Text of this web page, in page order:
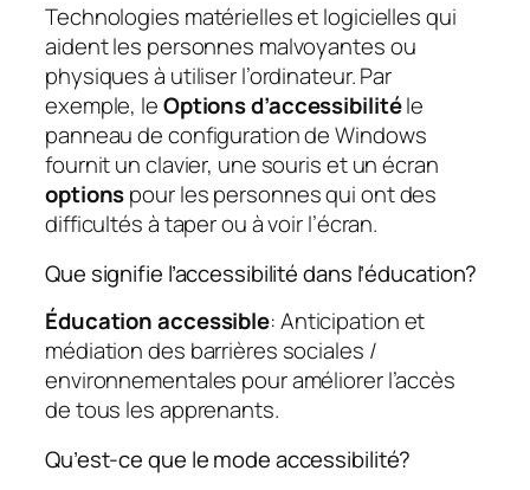
Technologies matérielles et logicielles qui
aident les personnes malvoyantes ou
physiques à utiliser l’ordinateur. Par
exemple, leOptions d’accessibilitéle
panneau de configuration de Windows
fournit un clavier, une souris et un écran
optionspour les personnes qui ont des
difficultés à taper ou à voir l’écran.
Que signifie l’accessibilité dans l’éducation?
Éducation accessible: Anticipation et
médiation des barrières sociales /
environnementales pour améliorer l’accès
de tous les apprenants.
Qu’est-ce que le mode accessibilité?